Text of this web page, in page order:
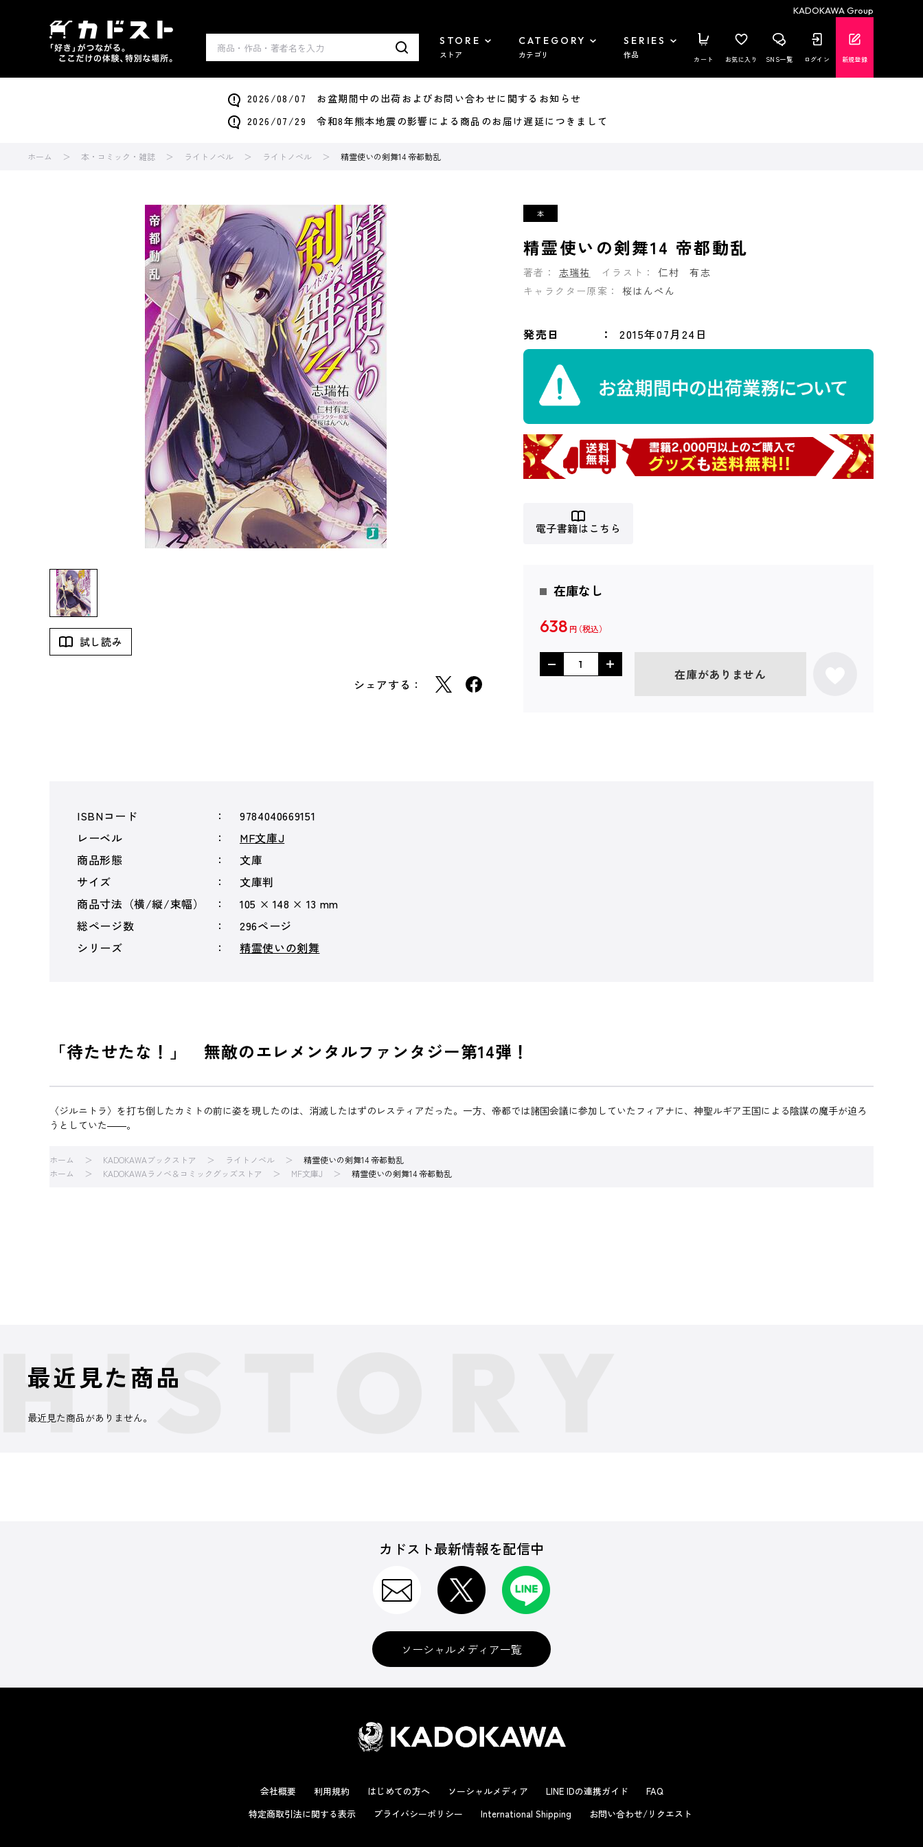
KADOKAWA Group
STORE
ストア
CATEGORY
カテゴリ
SERIES
作品 カート お気に入り SNS一覧 ログイン 新規登録
2026/08/07 お盆期間中の出荷およびお問い合わせに関するお知らせ
2026/07/29 令和8年熊本地震の影響による商品のお届け遅延につきまして
ホーム 本・コミック・雑誌 ライトノベル ライトノベル 精霊使いの剣舞14 帝都動乱
試し読み
シェアする：
精霊使いの剣舞14 帝都動乱
著者： 志瑞祐 イラスト：
仁村 有志
キャラクター原案：
桜はんぺん
発売日 2015年07月24日
電子書籍はこちら
在庫なし
638 円
在庫がありません
ISBNコード
9784040669151
レーベル
MF文庫J
商品形態
文庫
サイズ
文庫判
商品寸法（横/縦/束幅）
105 × 148 × 13 mm
総ページ数
296ページ
シリーズ
精霊使いの剣舞
「待たせたな！」 無敵のエレメンタルファンタジー第14弾！
〈ジルニトラ〉を打ち倒したカミトの前に姿を現したのは、消滅したはずのレスティアだった。一方、帝都では諸国会議に参加していたフィアナに、神聖ルギア王国による陰謀の魔手が迫ろ
うとしていた――。
ホーム KADOKAWAブックストア ライトノベル
精霊使いの剣舞14 帝都動乱
ホーム
KADOKAWAラノベ＆コミックグッズストア MF文庫J 精霊使いの剣舞14 帝都動乱
最近見た商品
最近見た商品がありません。
カドスト最新情報を配信中
ソーシャルメディア一覧
会社概要 利用規約 はじめての方へ ソーシャルメディア LINE IDの連携ガイド
FAQ
特定商取引法に関する表示
プライバシーポリシー International Shipping お問い合わせ/リクエスト